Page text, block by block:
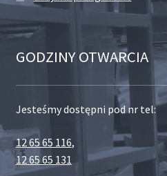
GODZINY OTWARCIA
Jesteśmy dostępni pod nr tel:
12 65 65 116,
12 65 65 131